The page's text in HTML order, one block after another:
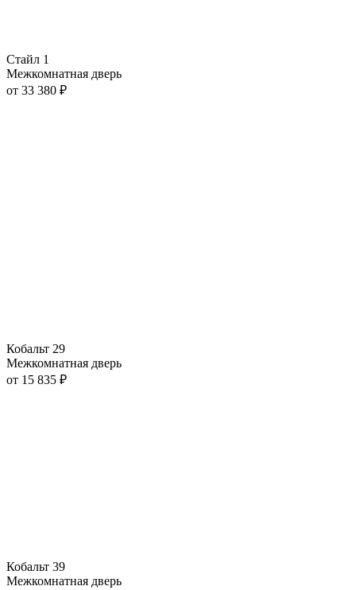
Стайл 1
Межкомнатная дверь
от 33 380 ₽
Кобальт 29
Межкомнатная дверь
от 15 835 ₽
Кобальт 39
Межкомнатная дверь